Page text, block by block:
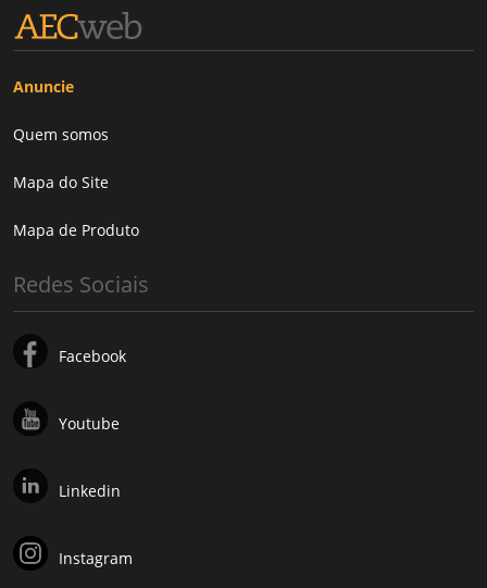
Anuncie
Quem somos
Mapa do Site
Mapa de Produto
Redes Sociais
Facebook
Youtube
Linkedin
Instagram